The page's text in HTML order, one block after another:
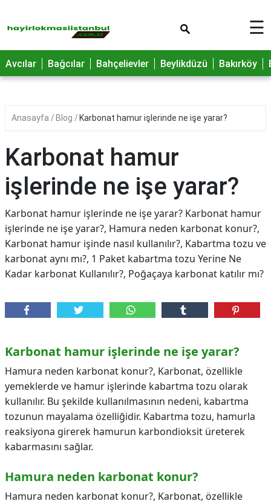
☰
Avcılar Bağcılar Bahçelievler Beylikdüzü Bakırköy
Anasayfa Blog Karbonat hamur işlerinde ne işe yarar?
Karbonat hamur
işlerinde ne işe yarar?
Karbonat hamur işlerinde ne işe yarar? Karbonat hamur
işlerinde ne işe yarar?, Hamura neden karbonat konur?,
Karbonat hamur işinde nasıl kullanılır?, Kabartma tozu ve
karbonat aynı mı?, 1 Paket kabartma tozu Yerine Ne
Kadar karbonat Kullanılır?, Poğaçaya karbonat katılır mı?
Karbonat hamur işlerinde ne işe yarar?
Hamura neden karbonat konur?, Karbonat, özellikle
yemeklerde ve hamur işlerinde kabartma tozu olarak
kullanılır. Bu şekilde kullanılmasının nedeni, kabartma
tozunun mayalama özelliğidir. Kabartma tozu, hamurla
reaksiyona girerek hamurun karbondioksit üreterek
kabarmasını sağlar.
Hamura neden karbonat konur?
Hamura neden karbonat konur?, Karbonat, özellikle